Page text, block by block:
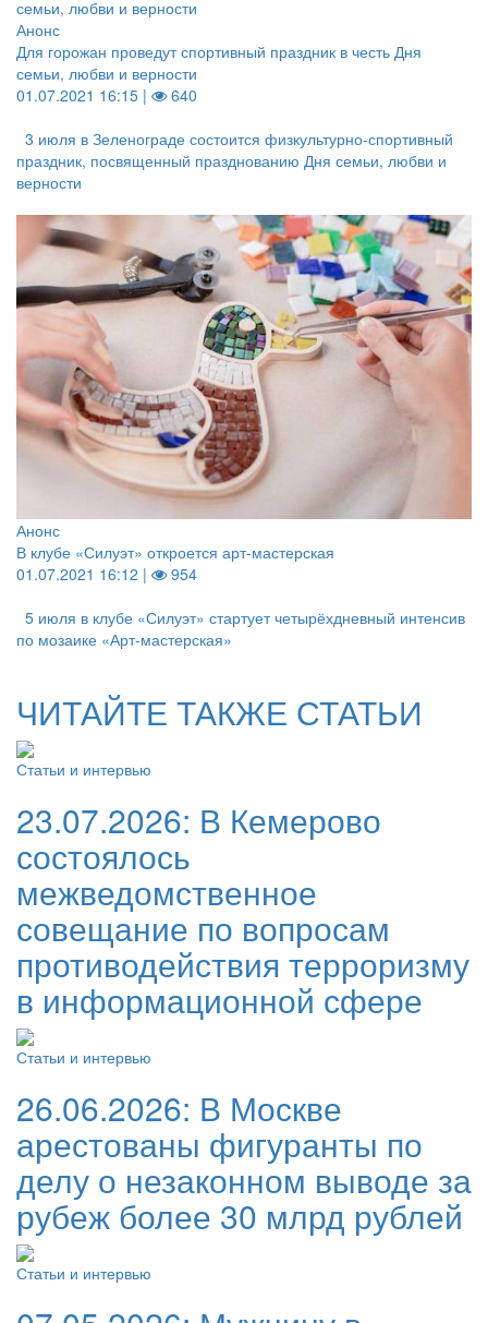
Анонс
Для горожан проведут спортивный праздник в честь Дня
семьи, любви и верности
01.07.2021 16:15 |
640
3 июля в Зеленограде состоится физкультурно-спортивный
праздник, посвященный празднованию Дня семьи, любви и
верности
Анонс
В клубе «Силуэт» откроется арт-мастерская
01.07.2021 16:12 |
954
5 июля в клубе «Силуэт» стартует четырёхдневный интенсив
по мозаике «Арт-мастерская»
ЧИТАЙТЕ ТАКЖЕ СТАТЬИ
Статьи и интервью
23.07.2026: В Кемерово
состоялось
межведомственное
совещание по вопросам
противодействия терроризму
в информационной сфере
Статьи и интервью
26.06.2026: В Москве
арестованы фигуранты по
делу о незаконном выводе за
рубеж более 30 млрд рублей
Статьи и интервью